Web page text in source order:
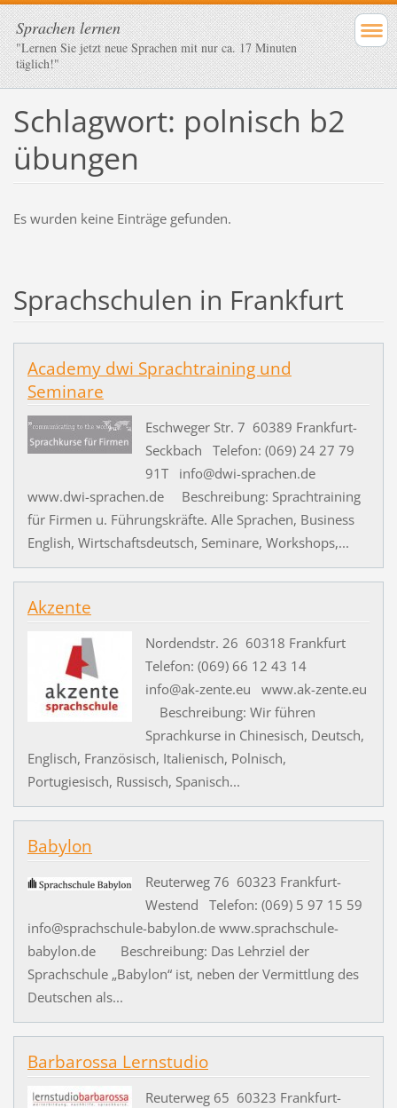
Sprachen lernen
"Lernen Sie jetzt neue Sprachen mit nur ca. 17 Minuten
täglich!"
Schlagwort: polnisch b2
übungen
Es wurden keine Einträge gefunden.
Sprachschulen in Frankfurt
Academy dwi Sprachtraining und
Seminare
Eschweger Str. 7 60389 Frankfurt-
Seckbach Telefon: (069) 24 27 79
91T info@dwi-sprachen.de
www.dwi-sprachen.de Beschreibung: Sprachtraining
für Firmen u. Führungskräfte. Alle Sprachen, Business
English, Wirtschaftsdeutsch, Seminare, Workshops,...
Akzente
Nordendstr. 26 60318 Frankfurt
Telefon: (069) 66 12 43 14
info@ak-zente.eu www.ak-zente.eu
Beschreibung: Wir führen
Sprachkurse in Chinesisch, Deutsch,
Englisch, Französisch, Italienisch, Polnisch,
Portugiesisch, Russisch, Spanisch...
Babylon
Reuterweg 76 60323 Frankfurt-
Westend Telefon: (069) 5 97 15 59
info@sprachschule-babylon.de www.sprachschule-
babylon.de Beschreibung: Das Lehrziel der
Sprachschule „Babylon“ ist, neben der Vermittlung des
Deutschen als...
Barbarossa Lernstudio
Reuterweg 65 60323 Frankfurt-